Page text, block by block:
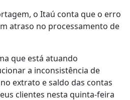
o Itaú conta que o erro
atraso no processamento de
que está atuando
a inconsistência de
extrato e saldo das contas
clientes nesta quinta-feira